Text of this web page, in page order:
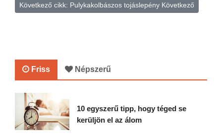
Következő cikk: Pulykakolbászos tojáslepény Következő
Friss Népszerű
10 egyszerű tipp, hogy téged se
kerüljön el az álom